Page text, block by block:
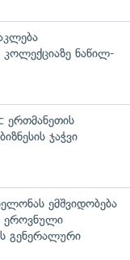
ნაწილ-
ჯაჭვი
ემშვიდობება
ეროვნული
გენერალური